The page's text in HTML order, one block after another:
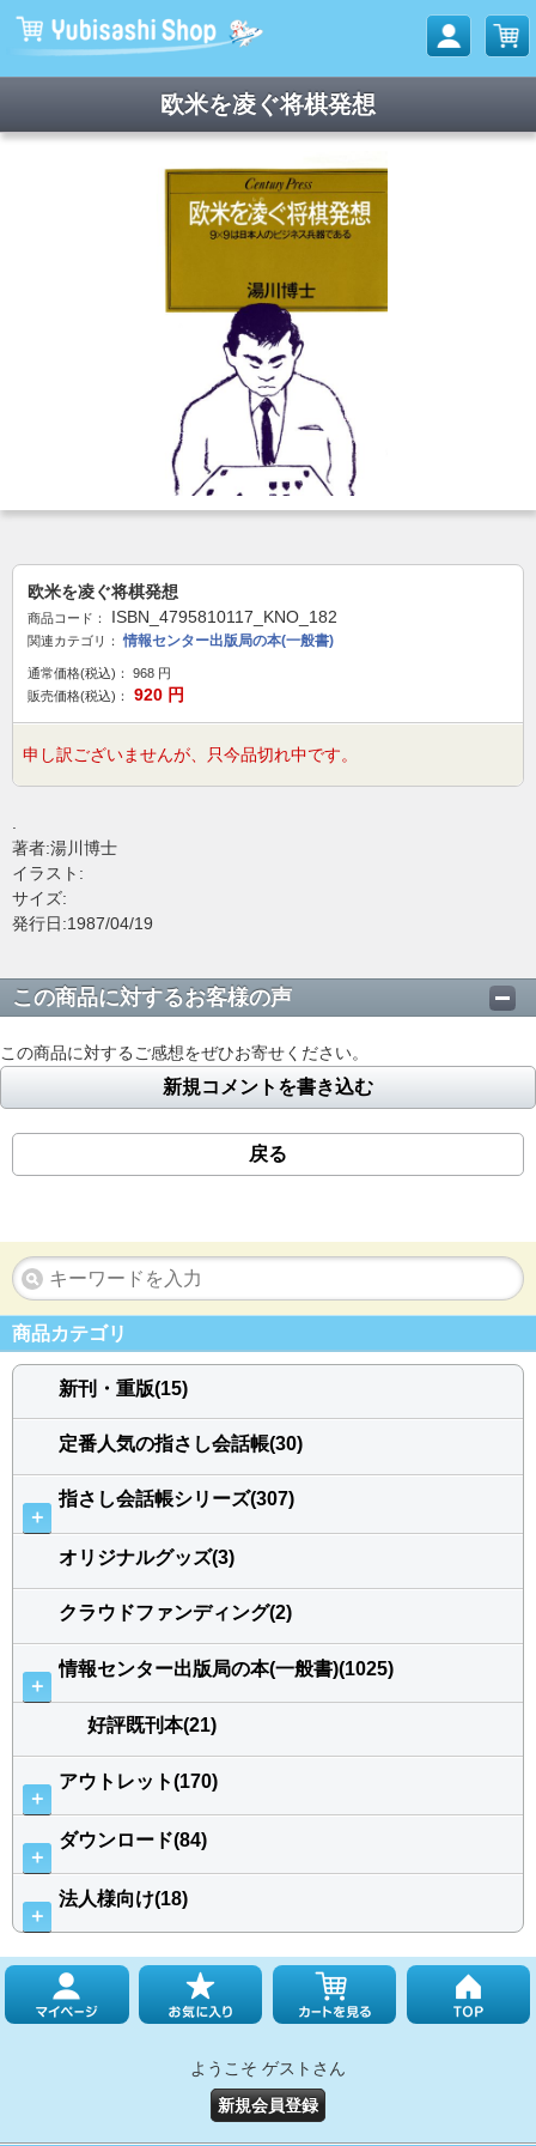
欧米を凌ぐ将棋発想
欧米を凌ぐ将棋発想
商品コード： ISBN_4795810117_KNO_182
関連カテゴリ： 情報センター出版局の本(一般書)
通常価格(税込)： 968 円
販売価格(税込)：
920 円
申し訳ございませんが、只今品切れ中です。
著者:湯川博士
イラスト:
サイズ:
発行日:1987/04/19
この商品に対するお客様の声
この商品に対するご感想をぜひお寄せください。
新規コメントを書き込む
戻る
商品カテゴリ
新刊・重版(15)
定番人気の指さし会話帳(30)
＋
指さし会話帳シリーズ(307)
オリジナルグッズ(3)
クラウドファンディング(2)
＋
情報センター出版局の本(一般書)(1025)
好評既刊本(21)
＋
アウトレット(170)
＋
ダウンロード(84)
＋
法人様向け(18)
ようこそ ゲストさん
新規会員登録